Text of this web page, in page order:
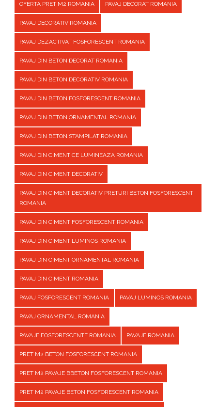
OFERTA PRET M2 ROMANIA PAVAJ DECORAT ROMANIA
PAVAJ DECORATIV ROMANIA
PAVAJ DEZACTIVAT FOSFORESCENT ROMANIA
PAVAJ DIN BETON DECORAT ROMANIA
PAVAJ DIN BETON DECORATIV ROMANIA
PAVAJ DIN BETON FOSFORESCENT ROMANIA
PAVAJ DIN BETON ORNAMENTAL ROMANIA
PAVAJ DIN BETON STAMPILAT ROMANIA
PAVAJ DIN CIMENT CE LUMINEAZA ROMANIA
PAVAJ DIN CIMENT DECORATIV
PAVAJ DIN CIMENT DECORATIV PRETURI BETON FOSFORESCENT
ROMANIA
PAVAJ DIN CIMENT FOSFORESCENT ROMANIA
PAVAJ DIN CIMENT LUMINOS ROMANIA
PAVAJ DIN CIMENT ORNAMENTAL ROMANIA
PAVAJ DIN CIMENT ROMANIA
PAVAJ FOSFORESCENT ROMANIA PAVAJ LUMINOS ROMANIA
PAVAJ ORNAMENTAL ROMANIA
PAVAJE FOSFORESCENTE ROMANIA PAVAJE ROMANIA
PRET M2 BETON FOSFORESCENT ROMANIA
PRET M2 PAVAJE BBETON FOSFORESCENT ROMANIA
PRET M2 PAVAJE BETON FOSFORESCENT ROMANIA